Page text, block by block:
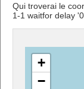
Qui troverai le
1-1 waitfor delay
+
−